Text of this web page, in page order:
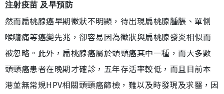
注射疫苗 及早預防
然而扁桃腺癌早期徵狀不明顯，待出現扁桃腺腫脹、單側
喉嚨痛等癌變先兆，卻容易因為徵狀與扁桃腺發炎相似而
被忽略。此外，扁桃腺癌屬於頭頸癌其中一種，而大多數
頭頸癌患者在晚期才確診，五年存活率較低，而且目前本
港並無常規HPV相關頭頸癌篩檢，難以及時發現及求醫，因